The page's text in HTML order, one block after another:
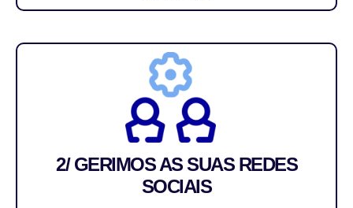
2/ GERIMOS AS SUAS REDES
SOCIAIS